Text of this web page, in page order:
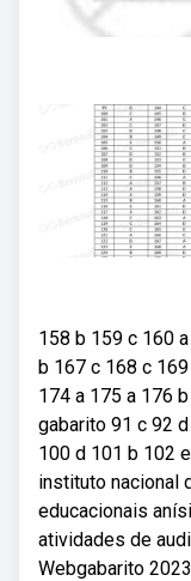
158 b 159 c 160
b 167 c 168 c
174 a 175 a 176
gabarito 91 c 92
100 d 101 b 102
instituto nacional
educacionais
atividades de
Webgabarito